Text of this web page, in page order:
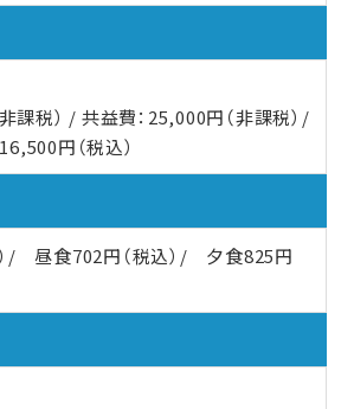
課税） / 共益費：25,000円（非課税）/
円（税込）
/ 昼食702円（税込）/ 夕食825円